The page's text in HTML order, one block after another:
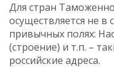
Для стран
осуществляется не
привычных полях:
(строение) и т.п. –
российские адреса.